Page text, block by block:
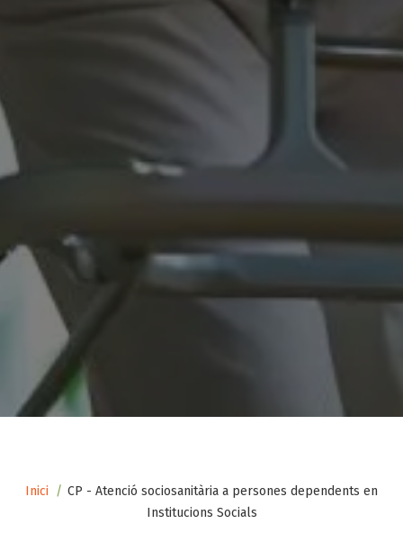
FilInici
CP - Atenció sociosanitària a persones dependents en
Institucions Socials